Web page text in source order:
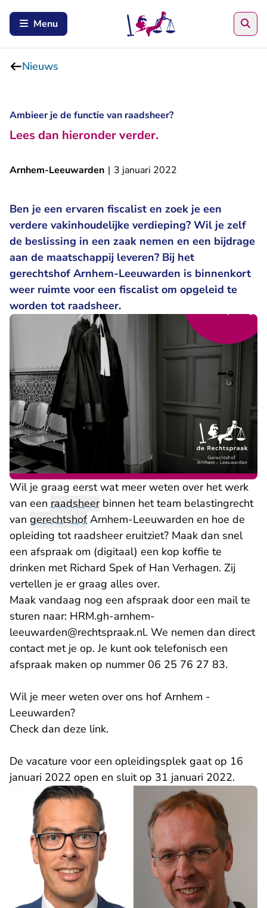
Menu
Nieuws
Ambieer je de functie van raadsheer?
Lees dan hieronder verder.
Arnhem-Leeuwarden | 3 januari 2022
Ben je een ervaren fiscalist en zoek je een
verdere vakinhoudelijke verdieping? Wil je zelf
de beslissing in een zaak nemen en een bijdrage
aan de maatschappij leveren? Bij het
gerechtshof Arnhem-Leeuwarden is binnenkort
weer ruimte voor een fiscalist om opgeleid te
worden tot raadsheer.
Wil je graag eerst wat meer weten over het werk
van een raadsheerbinnen het team belastingrecht
van gerechtshofArnhem-Leeuwarden en hoe de
opleiding tot raadsheer eruitziet? Maak dan snel
een afspraak om (digitaal) een kop koffie te
drinken met Richard Spek of Han Verhagen. Zij
vertellen je er graag alles over.
Maak vandaag nog een afspraak door een mail te
sturen naar: HRM.gh-arnhem-
leeuwarden@rechtspraak.nl. - U verlaat
We nemen dan direct
contact met je op. Je kunt ook telefonisch een
afspraak maken op nummer 06 25 76 27 83.
Wil je meer weten over ons hof Arnhem -
Leeuwarden?
Check dan deze - U verlaat Rechtspraak.nl
link.
De vacature voor een opleidingsplek gaat op 16
januari 2022 open en sluit op 31 januari 2022.